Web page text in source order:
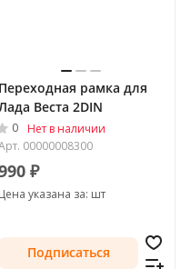
Переходная рамка для
Веста 2DIN
0
Нет в наличии
00000008300
₽
Цена указана за: шт
Подписаться